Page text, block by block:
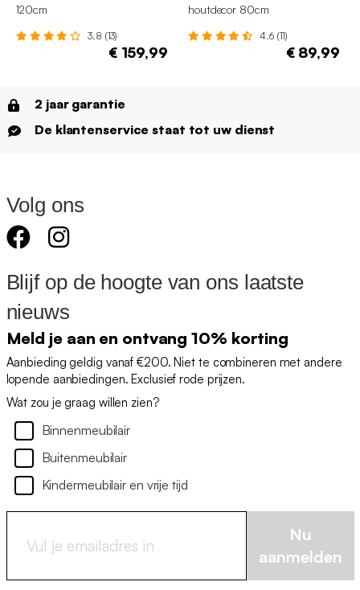
120cm
3.8 (13)
€ 159,99
houtdecor 80cm
4.6 (11)
€ 89,99
2 jaar garantie
De klantenservice staat tot uw dienst
Volg ons
Blijf op de hoogte van ons laatste
nieuws
Meld je aan en ontvang 10% korting
Aanbieding geldig vanaf €200. Niet te combineren met andere
lopende aanbiedingen. Exclusief rode prijzen.
Wat zou je graag willen zien?
Binnenmeubilair
Buitenmeubilair
Kindermeubilair en vrije tijd
Nu
aanmelden